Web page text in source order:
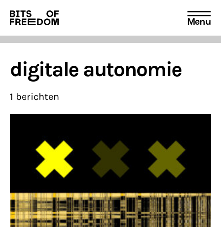
Search
for:
Menu
digitale autonomie
1 berichten